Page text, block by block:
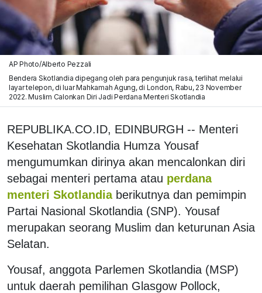
AP Photo/Alberto Pezzali
Bendera Skotlandia dipegang oleh para pengunjuk rasa, terlihat melalui
layar telepon, di luar Mahkamah Agung, di London, Rabu, 23 November
2022. Muslim Calonkan Diri Jadi Perdana Menteri Skotlandia
REPUBLIKA.CO.ID, EDINBURGH -- Menteri
Kesehatan Skotlandia Humza Yousaf
mengumumkan dirinya akan mencalonkan diri
sebagai menteri pertama atau perdana
menteri Skotlandia berikutnya dan pemimpin
Partai Nasional Skotlandia (SNP). Yousaf
merupakan seorang Muslim dan keturunan Asia
Selatan.
Yousaf, anggota Parlemen Skotlandia (MSP)
untuk daerah pemilihan Glasgow Pollock,